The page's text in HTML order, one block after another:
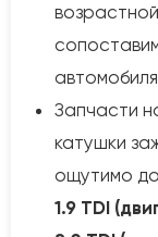
Запчасти
катушки
ощутимо
1.9 TDI